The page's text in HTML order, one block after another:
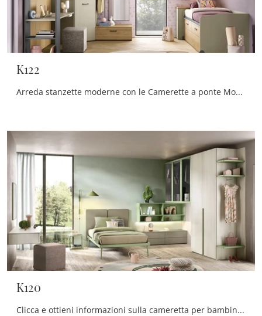
K122
Arreda stanzette moderne con le Camerette a ponte Moretti Compact Camerette! Il modello K122 in laccato opaco è per bambine.
K120
Clicca e ottieni informazioni sulla cameretta per bambine K120! Le Camerette a ponte Moretti Compact Camerette ti attendono.